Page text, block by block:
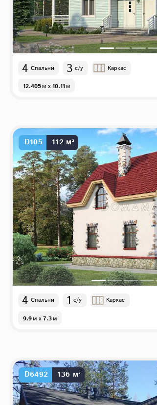
4 Спальни 3 с/у Каркас
12.405м x 10.11м
D105 112 м²
4 Спальни 1 с/у Каркас
9.9м x 7.3м
D6492 136 м²